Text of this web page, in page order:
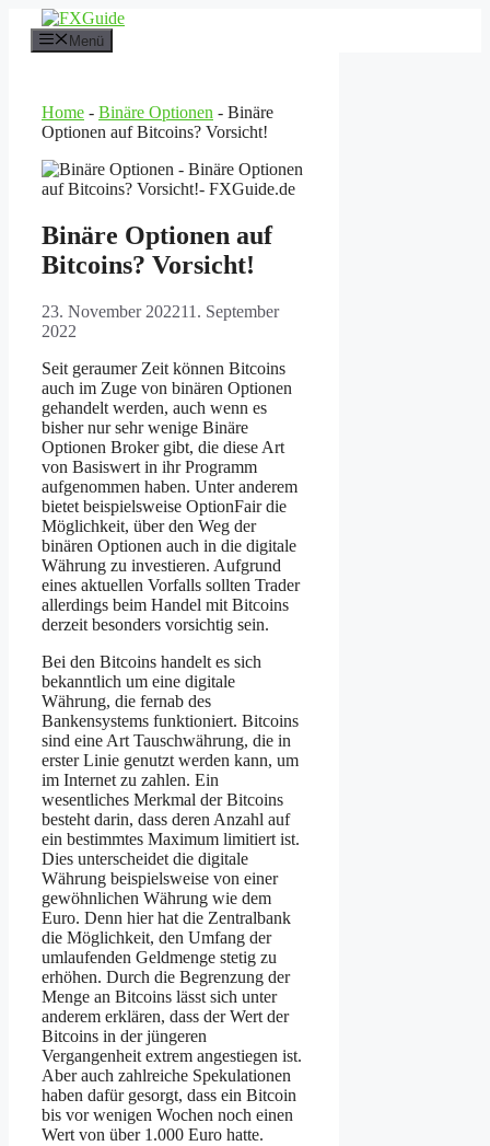
Inhalt
springen
Menü
Home - Binäre Optionen - Binäre
Optionen auf Bitcoins? Vorsicht!
Binäre Optionen auf
Bitcoins? Vorsicht!
23. November 202211. September
2022
Seit geraumer Zeit können Bitcoins
auch im Zuge von binären Optionen
gehandelt werden, auch wenn es
bisher nur sehr wenige Binäre
Optionen Broker gibt, die diese Art
von Basiswert in ihr Programm
aufgenommen haben. Unter anderem
bietet beispielsweise OptionFair die
Möglichkeit, über den Weg der
binären Optionen auch in die digitale
Währung zu investieren. Aufgrund
eines aktuellen Vorfalls sollten Trader
allerdings beim Handel mit Bitcoins
derzeit besonders vorsichtig sein.
Bei den Bitcoins handelt es sich
bekanntlich um eine digitale
Währung, die fernab des
Bankensystems funktioniert. Bitcoins
sind eine Art Tauschwährung, die in
erster Linie genutzt werden kann, um
im Internet zu zahlen. Ein
wesentliches Merkmal der Bitcoins
besteht darin, dass deren Anzahl auf
ein bestimmtes Maximum limitiert ist.
Dies unterscheidet die digitale
Währung beispielsweise von einer
gewöhnlichen Währung wie dem
Euro. Denn hier hat die Zentralbank
die Möglichkeit, den Umfang der
umlaufenden Geldmenge stetig zu
erhöhen. Durch die Begrenzung der
Menge an Bitcoins lässt sich unter
anderem erklären, dass der Wert der
Bitcoins in der jüngeren
Vergangenheit extrem angestiegen ist.
Aber auch zahlreiche Spekulationen
haben dafür gesorgt, dass ein Bitcoin
bis vor wenigen Wochen noch einen
Wert von über 1.000 Euro hatte.